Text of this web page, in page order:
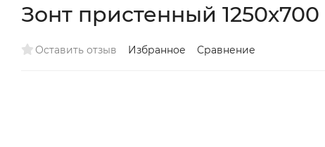
Зонт пристенный
Оставить отзыв Избранное Сравнение